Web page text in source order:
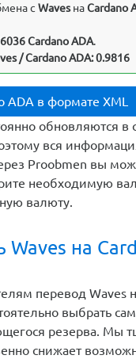
c WavesнаCardano
Cardano ADA.
/ Cardano ADA: 0.9816
ADA в формате XML
обновляются
вся
Proobmen вы
необходимую
валюту.
на
перевод Waves
выбрать
резерва. Мы
снижает